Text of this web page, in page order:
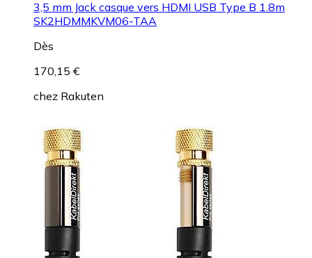
3,5 mm Jack casque vers HDMI USB Type B 1.8m
SK2HDMMKVM06-TAA
Dès
170,15 €
chez Rakuten